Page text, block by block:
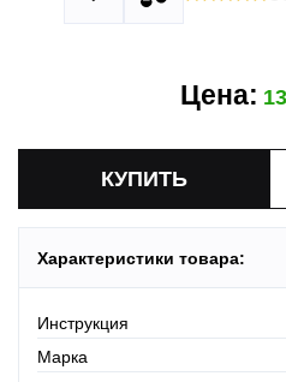
Цена:
Характеристики товара:
Инструкция
Марка